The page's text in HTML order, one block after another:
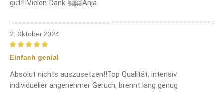
gut!!!Vielen Dank 🤗🤗Anja
2. Oktober 2024
Bewertung mit 5 von 5 Sternen
Einfach genial
Absolut nichts auszusetzen!!Top Qualität, intensiv
individueller angenehmer Geruch, brennt lang genug